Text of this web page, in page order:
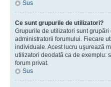
Sus
Ce sunt grupurile de utilizatori?
Grupurile de utilizatori sunt
administratorii forumului. Fiecare
individuale. Acest lucru uşurează
utilizatori deodată ca de exemplu:
forum privat.
Sus